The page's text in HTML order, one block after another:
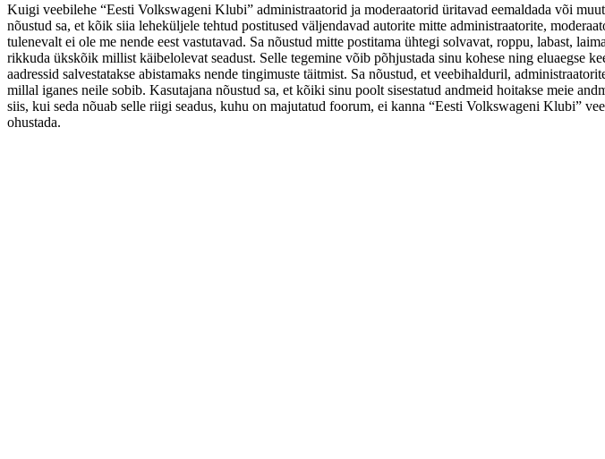
Kuigi veebilehe “Eesti Volkswageni Klubi” administraatorid ja moderaatorid üritavad eemaldada või
nõustud sa, et kõik siia leheküljele tehtud postitused väljendavad autorite mitte administraatorite,
tulenevalt ei ole me nende eest vastutavad. Sa nõustud mitte postitama ühtegi solvavat, roppu, labast,
rikkuda ükskõik millist käibelolevat seadust. Selle tegemine võib põhjustada sinu kohese ning eluaegse
aadressid salvestatakse abistamaks nende tingimuste täitmist. Sa nõustud, et veebihalduril,
millal iganes neile sobib. Kasutajana nõustud sa, et kõiki sinu poolt sisestatud andmeid hoitakse meie
siis, kui seda nõuab selle riigi seadus, kuhu on majutatud foorum, ei kanna “Eesti Volkswageni Klubi”
ohustada.